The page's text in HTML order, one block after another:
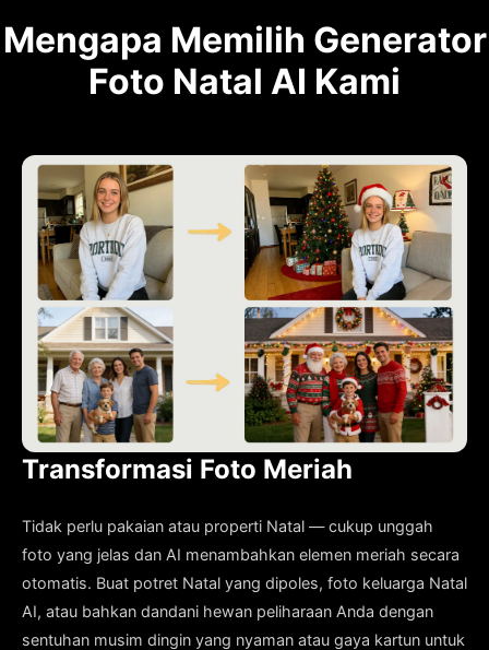
Mengapa Memilih Generator
Foto Natal AI Kami
Transformasi Foto Meriah
Tidak perlu pakaian atau properti Natal — cukup unggah
foto yang jelas dan AI menambahkan elemen meriah secara
otomatis. Buat potret Natal yang dipoles, foto keluarga Natal
AI, atau bahkan dandani hewan peliharaan Anda dengan
sentuhan musim dingin yang nyaman atau gaya kartun untuk